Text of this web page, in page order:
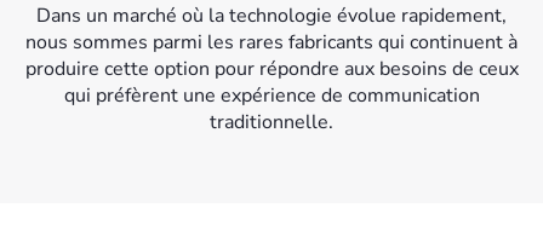
Dans un marché où la technologie évolue rapidement,
nous sommes parmi les rares fabricants qui continuent à
produire cette option pour répondre aux besoins de ceux
qui préfèrent une expérience de communication
traditionnelle.